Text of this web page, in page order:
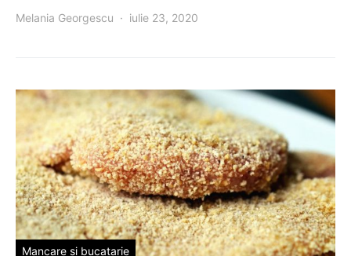
Melania Georgescu iulie 23, 2020
Mancare si bucatarie